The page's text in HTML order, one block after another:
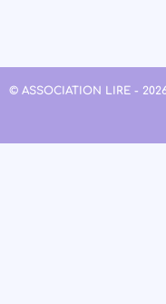
© ASSOCIATION LIRE -